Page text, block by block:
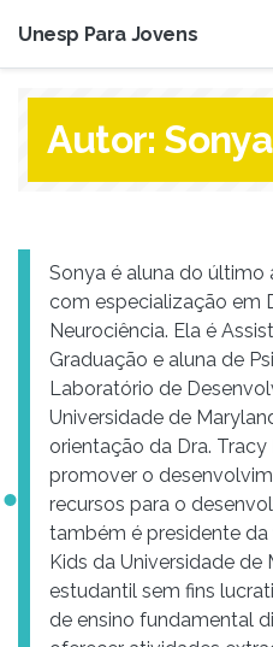
Unesp Para Jovens
Autor:
Sonya é aluna do último
com especialização em
Neurociência. Ela é
Graduação e aluna de
Laboratório de
Universidade de
orientação da Dra.
promover o
recursos para o
também é presidente
Kids da Universidade de
estudantil sem fins
de ensino fundamental